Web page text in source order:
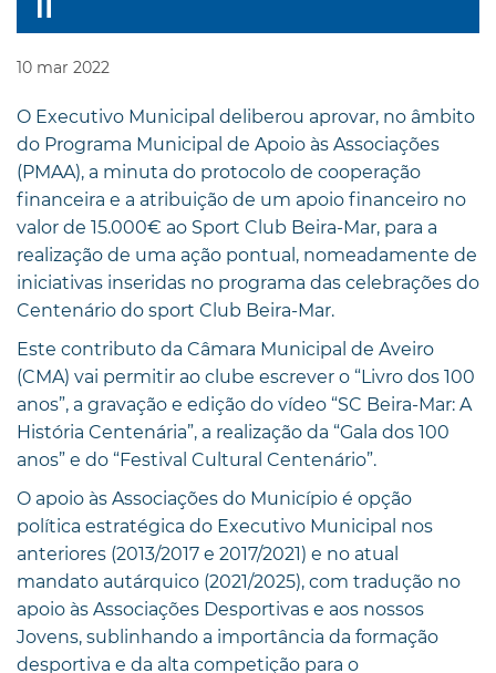
10 mar 2022
O Executivo Municipal deliberou aprovar, no âmbito
do Programa Municipal de Apoio às Associações
(PMAA), a minuta do protocolo de cooperação
financeira e a atribuição de um apoio financeiro no
valor de 15.000€ ao Sport Club Beira-Mar, para a
realização de uma ação pontual, nomeadamente de
iniciativas inseridas no programa das celebrações do
Centenário do sport Club Beira-Mar.
Este contributo da Câmara Municipal de Aveiro
(CMA) vai permitir ao clube escrever o “Livro dos 100
anos”, a gravação e edição do vídeo “SC Beira-Mar: A
História Centenária”, a realização da “Gala dos 100
anos” e do “Festival Cultural Centenário”.
O apoio às Associações do Município é opção
política estratégica do Executivo Municipal nos
anteriores (2013/2017 e 2017/2021) e no atual
mandato autárquico (2021/2025), com tradução no
apoio às Associações Desportivas e aos nossos
Jovens, sublinhando a importância da formação
desportiva e da alta competição para o